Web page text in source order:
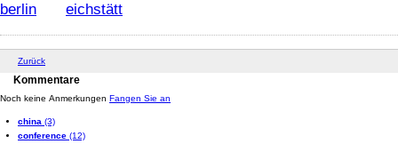
berlin
eichstätt
Zurück
Kommentare
Noch keine Anmerkungen Fangen Sie an
china (3)
conference (12)